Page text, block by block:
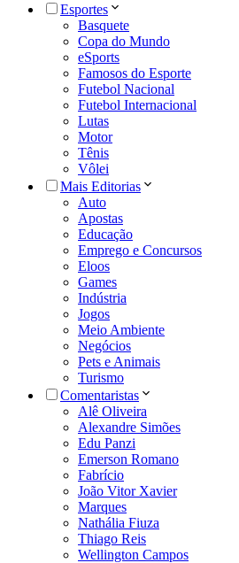
Esportes
Basquete
Copa do Mundo
eSports
Famosos do Esporte
Futebol Nacional
Futebol Internacional
Lutas
Motor
Tênis
Vôlei
Mais Editorias
Auto
Apostas
Educação
Emprego e Concursos
Eloos
Games
Indústria
Jogos
Meio Ambiente
Negócios
Pets e Animais
Turismo
Comentaristas
Alê Oliveira
Alexandre Simões
Edu Panzi
Emerson Romano
Fabrício
João Vitor Xavier
Marques
Nathália Fiuza
Thiago Reis
Wellington Campos